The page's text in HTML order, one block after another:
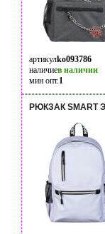
артикулko093786
наличиев наличии
мин опт.1
РЮКЗАК